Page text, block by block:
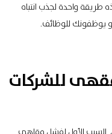
واحدة لجذب انتباه
يوظفونك للوظائف.
للشركات